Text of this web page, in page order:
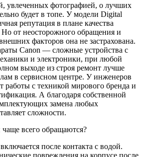
увлеченных фотографией, о лучших
будет в топе. У модели Digital
репутация в плане качества
от неосторожного обращения и
факторов она не застрахована.
Canon — сложные устройства с
и электроники, при любой
выходе из строя ремонт лучше
в сервисном центре. У инженеров
работы с техникой мирового бренда и
А благодаря собственной
замена любых
сложности.
всего обращаются?
после контакта с водой.
повреждения на корпусе после